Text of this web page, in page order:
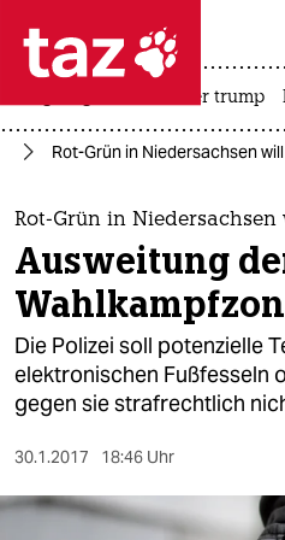
 taz zahl
taz zahl ich
themen
politik
öko
gesellschaft
sport
usa unter trump
Rot-Grün in Niedersachsen
Rot-Grün in Niedersachsen
Ausweitung
Die Polizei soll potenzielle
elektronischen Fußfesseln
gegen sie strafrechtlich
30.1.2017 18:46 Uhr